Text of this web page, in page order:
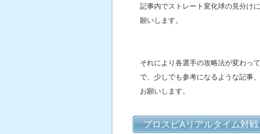
記事内でストレート変化球の見分け
願いします。
それにより各選手の攻略法が変わっ
で、少しでも参考になるような記事
お願いします。
プロスピAリアルタイム対